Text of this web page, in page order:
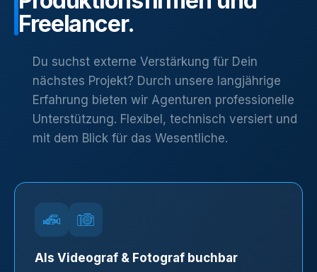
Freelancer.
Du suchst externe Verstärkung für Dein
nächstes Projekt? Durch unsere langjährige
Erfahrung bieten wir Agenturen professionelle
Unterstützung. Flexibel, technisch versiert und
mit dem Blick für das Wesentliche.
Als Videograf & Fotograf buchbar